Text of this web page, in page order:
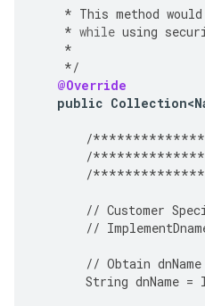
* This method would
* while using
*
*/
@Override
public
/
/
/
// Customer
//
// Obtain dnName
String dnName =